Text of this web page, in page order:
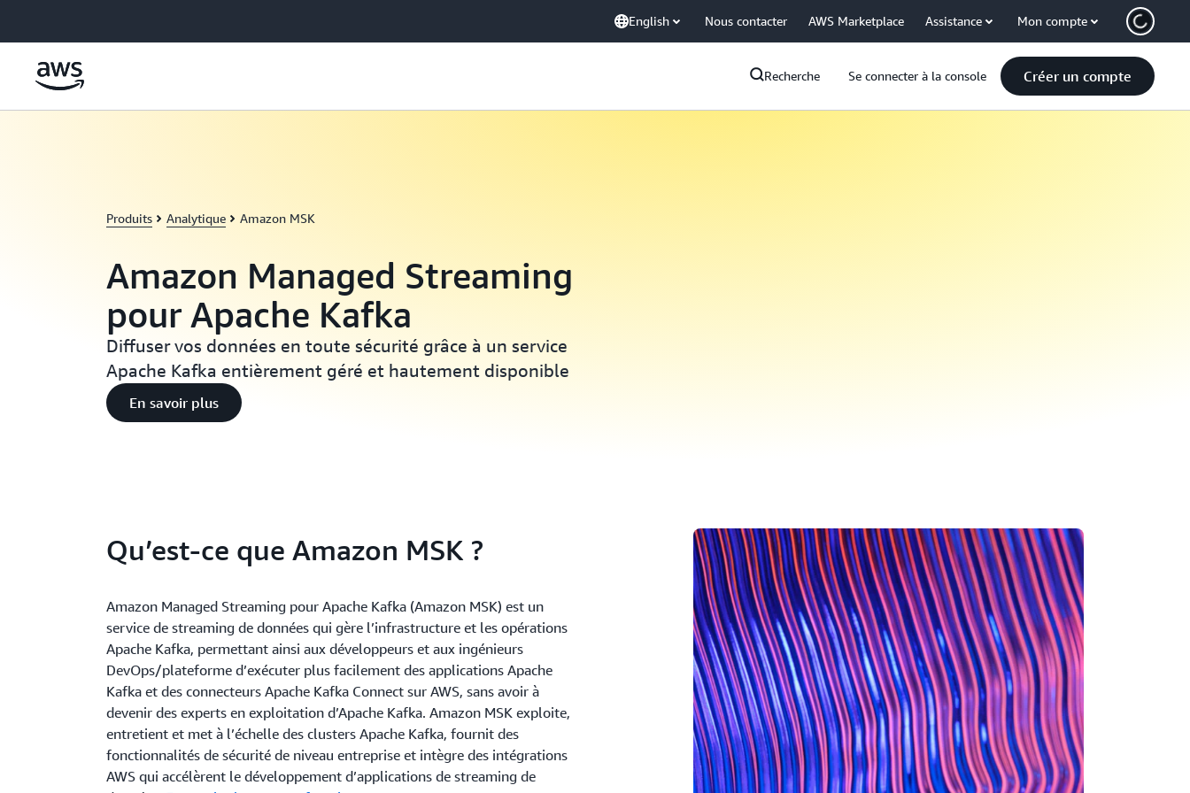
English Nous contacter AWS Marketplace Assistance Mon compte
Recherche Se connecter à la console Créer un compte
Produits Analytique Amazon MSK
Amazon Managed Streaming
pour Apache Kafka
Diffuser vos données en toute sécurité grâce à un service
Apache Kafka entièrement géré et hautement disponible
En savoir plus
Qu’est-ce que Amazon MSK ?
Amazon Managed Streaming pour Apache Kafka (Amazon MSK) est un
service de streaming de données qui gère l’infrastructure et les opérations
Apache Kafka, permettant ainsi aux développeurs et aux ingénieurs
DevOps/plateforme d’exécuter plus facilement des applications Apache
Kafka et des connecteurs Apache Kafka Connect sur AWS, sans avoir à
devenir des experts en exploitation d’Apache Kafka. Amazon MSK exploite,
entretient et met à l’échelle des clusters Apache Kafka, fournit des
fonctionnalités de sécurité de niveau entreprise et intègre des intégrations
AWS qui accélèrent le développement d’applications de streaming de